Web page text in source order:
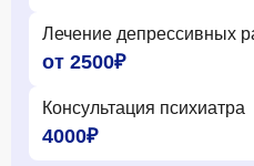
Лечение депрессивных
от 2500₽
Консультация психиатра
4000₽